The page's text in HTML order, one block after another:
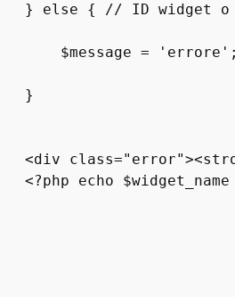
}
else { // ID widget o
$message = 'errore' ;
}
<div
class=" error"><
<?
php echo $widget_name